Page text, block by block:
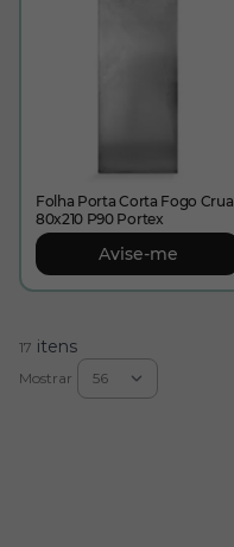
Folha Porta Corta Fogo Crua
80x210 P90 Portex
Avise-me
17 itens
Mostrar